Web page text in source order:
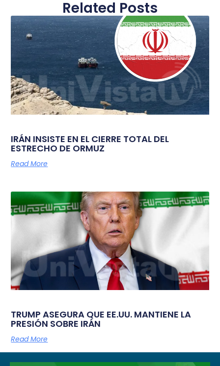
Related Posts
IRÁN INSISTE EN EL CIERRE TOTAL DEL
ESTRECHO DE ORMUZ
Read More
TRUMP ASEGURA QUE EE.UU. MANTIENE LA
PRESIÓN SOBRE IRÁN
Read More